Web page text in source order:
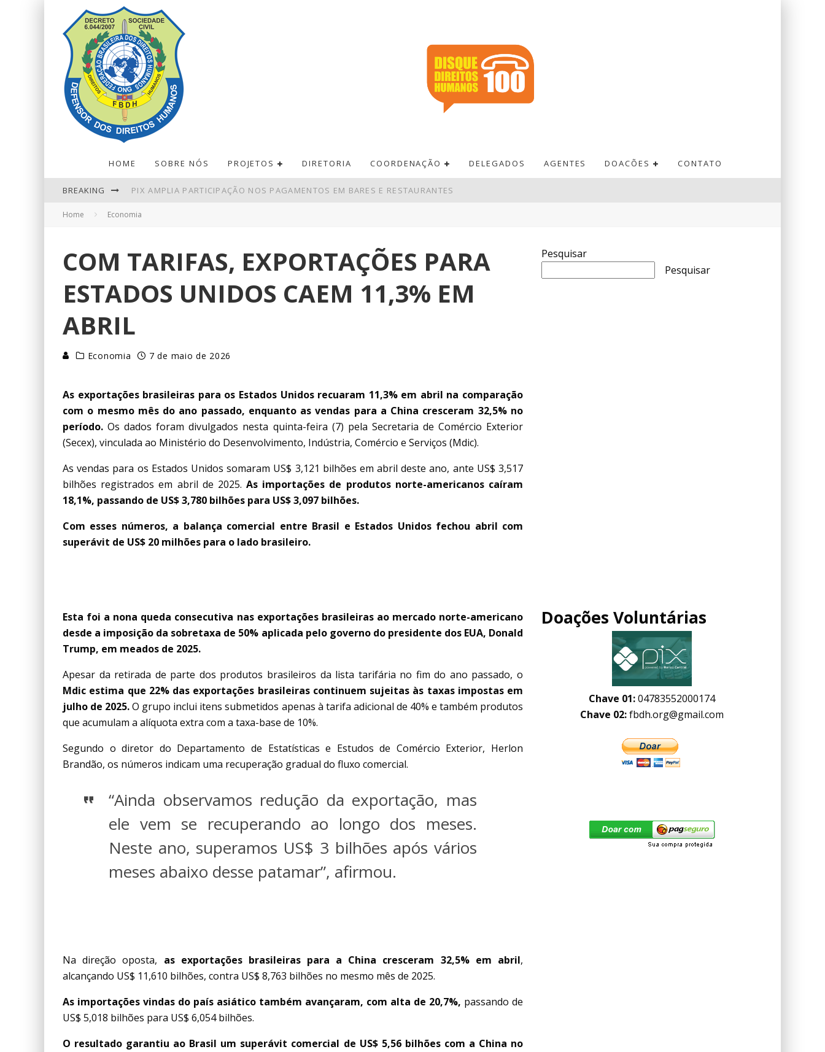
HOME SOBRE NÓS PROJETOS DIRETORIA COORDENAÇÃO DELEGADOS AGENTES DOACÕES CONTATO
BREAKING PIX AMPLIA PARTICIPAÇÃO NOS PAGAMENTOS EM BARES E RESTAURANTES
LEILÕES DE PETRÓLEO EM OUTUBRO TERÃO RECORDE DE ÁREAS EM DISPUTA
NINGUÉM ACERTA MEGA-SENA; PRÊMIO ACUMULA PARA R$ 165 MILHÕES
Home Economia
COM TARIFAS, EXPORTAÇÕES PARA
ESTADOS UNIDOS CAEM 11,3% EM
ABRIL
Economia 7 de maio de 2026
As exportações brasileiras para os Estados Unidos recuaram 11,3% em abril na comparação
com o mesmo mês do ano passado, enquanto as vendas para a China cresceram 32,5% no
período.Os dados foram divulgados nesta quinta-feira (7) pela Secretaria de Comércio Exterior
(Secex), vinculada ao Ministério do Desenvolvimento, Indústria, Comércio e Serviços (Mdic).
As vendas para os Estados Unidos somaram US$ 3,121 bilhões em abril deste ano, ante US$ 3,517
bilhões registrados em abril de 2025.As importações de produtos norte-americanos caíram
18,1%, passando de US$ 3,780 bilhões para US$ 3,097 bilhões.
Com esses números, a balança comercial entre Brasil e Estados Unidos fechou abril com
superávit de US$ 20 milhões para o lado brasileiro.
Esta foi a nona queda consecutiva nas exportações brasileiras ao mercado norte-americano
desde a imposição da sobretaxa de 50% aplicada pelo governo do presidente dos EUA, Donald
Trump, em meados de 2025.
Apesar da retirada de parte dos produtos brasileiros da lista tarifária no fim do ano passado, o
Mdic estima que 22% das exportações brasileiras continuem sujeitas às taxas impostas em
julho de 2025.O grupo inclui itens submetidos apenas à tarifa adicional de 40% e também produtos
que acumulam a alíquota extra com a taxa-base de 10%.
Segundo o diretor do Departamento de Estatísticas e Estudos de Comércio Exterior, Herlon
Brandão, os números indicam uma recuperação gradual do fluxo comercial.
“Ainda observamos redução da exportação, mas
ele vem se recuperando ao longo dos meses.
Neste ano, superamos US$ 3 bilhões após vários
meses abaixo desse patamar”, afirmou.
Na direção oposta, as exportações brasileiras para a China cresceram 32,5% em abril,
alcançando US$ 11,610 bilhões, contra US$ 8,763 bilhões no mesmo mês de 2025.
As importações vindas do país asiático também avançaram, com alta de 20,7%, passando de
US$ 5,018 bilhões para US$ 6,054 bilhões.
O resultado garantiu ao Brasil um superávit comercial de US$ 5,56 bilhões com a China no
Pesquisar
Pesquisar
Doações Voluntárias
Chave 01:04783552000174
Chave 02:fbdh.org@gmail.com